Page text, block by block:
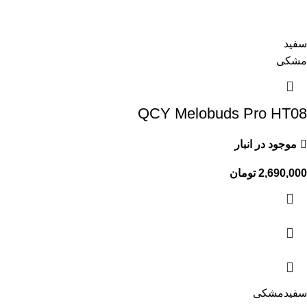
سفید
مشکی
QCY Melobuds Pro HT08
موجود در انبار
2,690,000 تومان
سفیدمشکی